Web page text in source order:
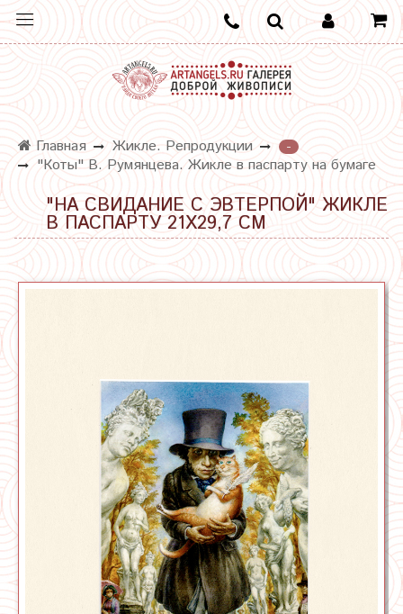
Главная Жикле. Репродукции
-
"Коты" В. Румянцева. Жикле в паспарту на бумаге
"НА СВИДАНИЕ С ЭВТЕРПОЙ" ЖИКЛЕ
В ПАСПАРТУ 21Х29,7 СМ